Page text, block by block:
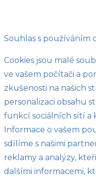
Souhlas s používáním
Cookies jsou malé
ve vašem počítači a
zkušenosti na našich
personalizaci obsahu
funkcí sociálních sítí a
Informace o vašem
sdílíme s našimi
reklamy a analýzy,
dalšími informacemi,